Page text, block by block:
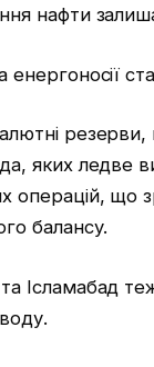
нафти
енергоносії
яких ледве
операцій, що
балансу.
Ісламабад